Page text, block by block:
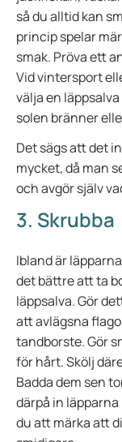
så du alltid kan
princip spelar
smak. Pröva ett
Vid vintersport
välja en
solen bränner
Det sägs att det
mycket, då man
och avgör själv
3. Skrubba
Ibland är
det bättre att ta
läppsalva. Gör
att avlägsna
tandborste. Gör
för hårt. Skölj
Badda dem sen
därpå in
du att märka att